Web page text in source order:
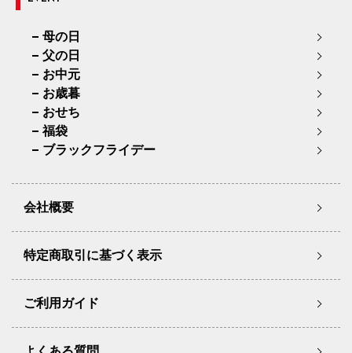
母の日
父の日
お中元
お歳暮
おせち
福袋
ブラックフライデー
会社概要
特定商取引に基づく表示
ご利用ガイド